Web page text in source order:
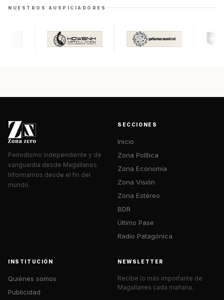
NUESTROS AUSPICIADORES
Periodismo independiente y de
vanguardia desde Magallanes.
Informamos desde el fin del
mundo.
SECCIONES
Inicio
Zona Política
Zona Economía
Zona Visión
Zona Estéreo
BDR
Último Pase
Radio Patagónica
INSTITUCIÓN
Quiénes somos
Publicidad
NEWSLETTER
Recibe lo más importante de
Magallanes cada mañana.